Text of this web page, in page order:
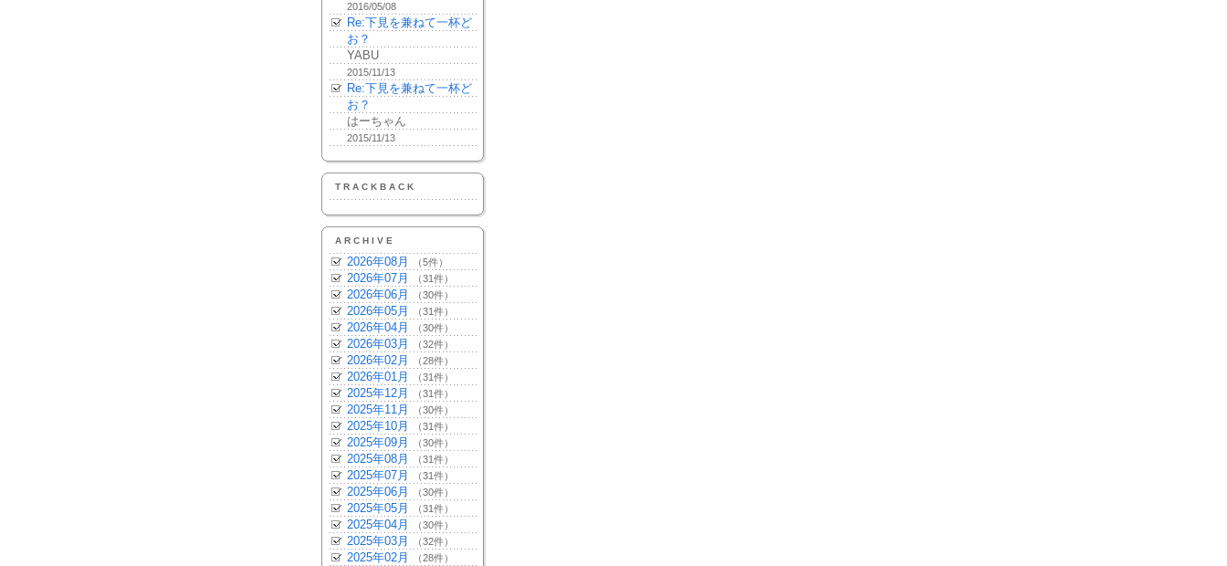
2016/05/08
Re:下見を兼ねて一杯ど
お？
YABU
2015/11/13
Re:下見を兼ねて一杯ど
お？
はーちゃん
2015/11/13
TRACKBACK
ARCHIVE
2026年08月 （5件）
2026年07月 （31件）
2026年06月 （30件）
2026年05月 （31件）
2026年04月 （30件）
2026年03月 （32件）
2026年02月 （28件）
2026年01月 （31件）
2025年12月 （31件）
2025年11月 （30件）
2025年10月 （31件）
2025年09月 （30件）
2025年08月 （31件）
2025年07月 （31件）
2025年06月 （30件）
2025年05月 （31件）
2025年04月 （30件）
2025年03月 （32件）
2025年02月 （28件）